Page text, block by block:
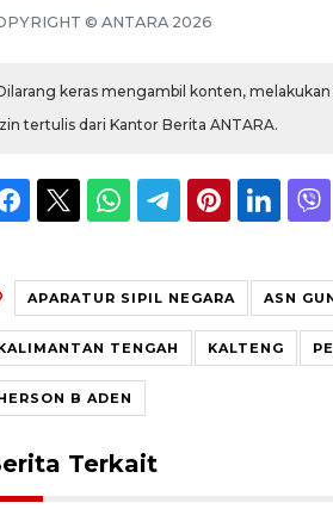
© ANTARA 2026
keras mengambil konten,
tertulis dari Kantor Berita ANTARA.
APARATUR SIPIL NEGARA ASN
TENGAH KALTENG
B ADEN
Terkait